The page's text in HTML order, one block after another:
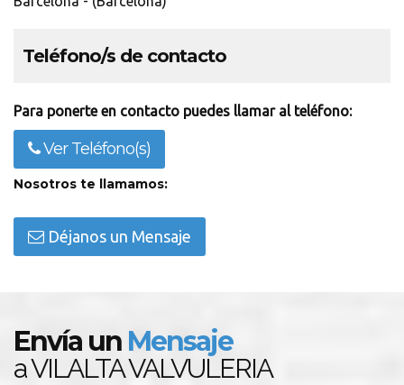
Teléfono/s de contacto
Para ponerte en contacto puedes llamar al teléfono:
Ver Teléfono(s)
Nosotros te llamamos:
Déjanos un Mensaje
Envía un Mensaje
a VILALTA VALVULERIA